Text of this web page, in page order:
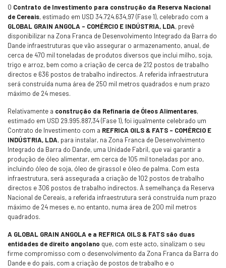
O Contrato de Investimento para construção da Reserva Nacional
de Cereais, estimado em USD 34.724.634,97 (Fase 1), celebrado com a
GLOBAL GRAIN ANGOLA – COMÉRCIO E INDÚSTRIA, LDA, prevê
disponibilizar na Zona Franca de Desenvolvimento Integrado da Barra do
Dande infraestruturas que vão assegurar o armazenamento, anual, de
cerca de 470 mil toneladas de produtos diversos que inclui milho, soja,
trigo e arroz, bem como a criação de cerca de 212 postos de trabalho
directos e 636 postos de trabalho indirectos. A referida infraestrutura
será construída numa área de 250 mil metros quadrados e num prazo
máximo de 24 meses.
Relativamente a construção da Refinaria de Óleos Alimentares,
estimado em USD 29.995.887,34 (Fase 1), foi igualmente celebrado um
Contrato de Investimento com a REFRICA OILS & FATS – COMÉRCIO E
INDÚSTRIA, LDA, para instalar, na Zona Franca de Desenvolvimento
Integrado da Barra do Dande, uma Unidade Fabril, que vai garantir a
produção de óleo alimentar, em cerca de 105 mil toneladas por ano,
incluindo óleo de soja, óleo de girassol e óleo de palma. Com esta
infraestrutura, será assegurada a criação de 102 postos de trabalho
directos e 306 postos de trabalho indirectos. À semelhança da Reserva
Nacional de Cereais, a referida infraestrutura será construída num prazo
máximo de 24 meses e, no entanto, numa área de 200 mil metros
quadrados.
A GLOBAL GRAIN ANGOLA e a REFRICA OILS & FATS são duas
entidades de direito angolano que, com este acto, sinalizam o seu
firme compromisso com o desenvolvimento da Zona Franca da Barra do
Dande e do país, com a criação de postos de trabalho e o